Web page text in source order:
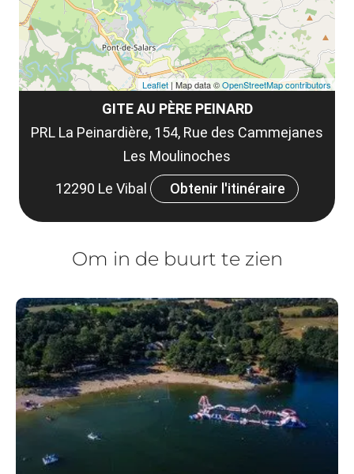
GITE AU PÈRE PEINARD
PRL La Peinardière, 154, Rue des Cammejanes
Les Moulinoches
12290 Le Vibal
Obtenir l'itinéraire
Leaflet | Map data ©OpenStreetMap contributors
Om in de buurt te zien